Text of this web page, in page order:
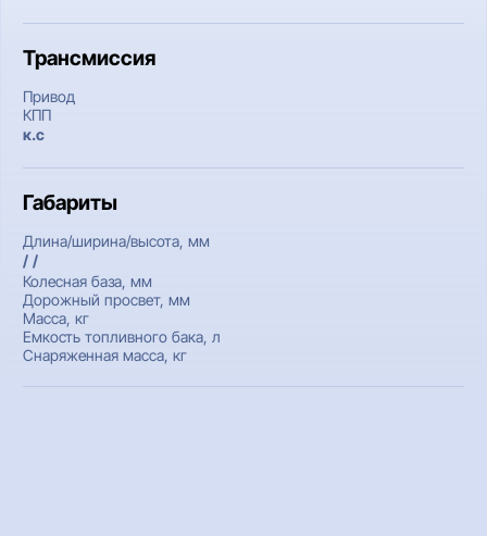
Трансмиссия
Привод
КПП
к.c
Габариты
Длина/ширина/высота, мм
/ /
Колесная база, мм
Дорожный просвет, мм
Масса, кг
Емкость топливного бака, л
Снаряженная масса, кг